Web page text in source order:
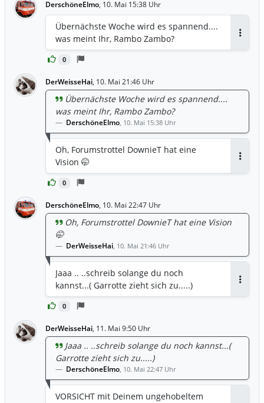
DerschöneElmo, 10. Mai 15:38 Uhr
0
Übernächste Woche wird es spannend....
was meint Ihr, Rambo Zambo?
DerWeisseHai, 10. Mai 21:46 Uhr
0
Übernächste Woche wird es spannend....
was meint Ihr, Rambo Zambo?
DerschöneElmo, 10. Mai 15:38 Uhr
Oh, Forumstrottel DownieT hat eine
Vision 🤭
DerschöneElmo, 10. Mai 22:47 Uhr
0
Oh, Forumstrottel DownieT hat eine Vision
🤭
DerWeisseHai, 10. Mai 21:46 Uhr
Jaaa .. ..schreib solange du noch
kannst...( Garrotte zieht sich zu.....)
DerWeisseHai, 11. Mai 9:50 Uhr
Jaaa .. ..schreib solange du noch kannst...(
Garrotte zieht sich zu.....)
DerschöneElmo, 10. Mai 22:47 Uhr
VORSICHT mit Deinem ungehobeltem